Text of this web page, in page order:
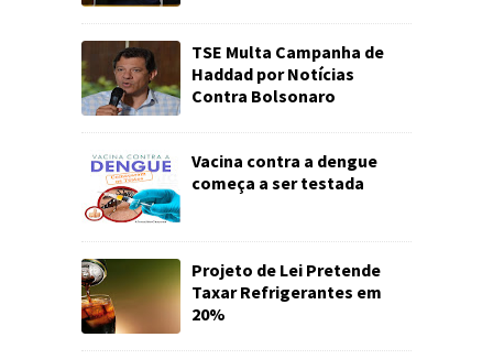
TSE Multa Campanha de
Haddad por Notícias
Contra Bolsonaro
Vacina contra a dengue
começa a ser testada
Projeto de Lei Pretende
Taxar Refrigerantes em
20%